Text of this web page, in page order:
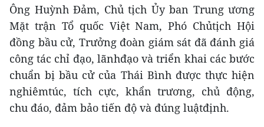
Ông Huỳnh Đảm, Chủ tịch Ủy ban Trung ương
Mặt trận Tổ quốc Việt Nam, Phó Chủtịch Hội
đồng bầu cử, Trưởng đoàn giám sát đã đánh giá
công tác chỉ đạo, lãnhđạo và triển khai các bước
chuẩn bị bầu cử của Thái Bình được thực hiện
nghiêmtúc, tích cực, khẩn trương, chủ động,
chu đáo, đảm bảo tiến độ và đúng luậtđịnh.